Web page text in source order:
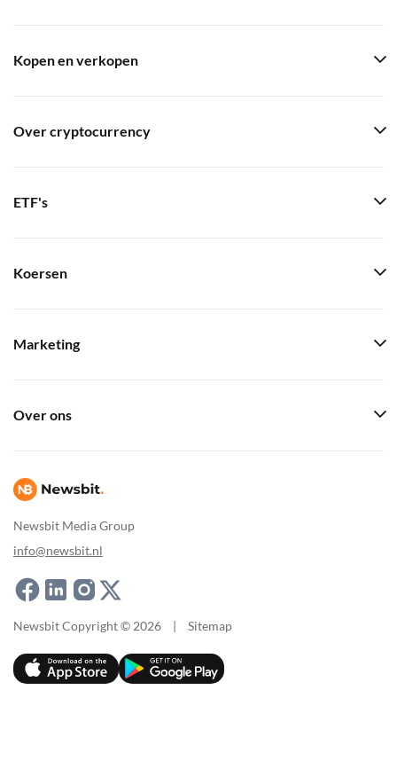
Newsbit Media Group
info@newsbit.nl
Kopen en verkopen
Over cryptocurrency
ETF's
Koersen
Marketing
Over ons
Newsbit Copyright © 2026 | Sitemap